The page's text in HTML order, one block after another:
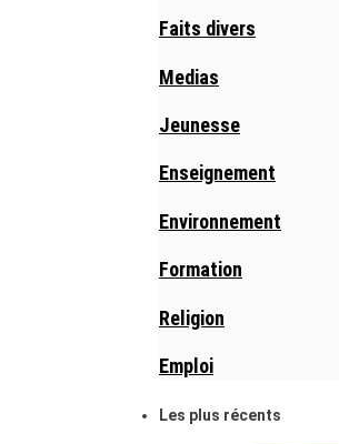
Faits divers
Medias
Jeunesse
Enseignement
Environnement
Formation
Religion
Emploi
Les plus récents